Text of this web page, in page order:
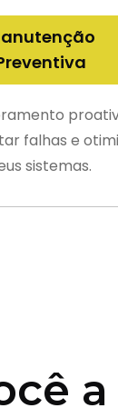
falhas e
sistemas.
a